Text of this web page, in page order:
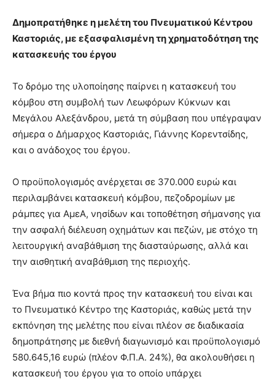
Δημοπρατήθηκε η μελέτη του Πνευματικού Κέντρου
Καστοριάς, με εξασφαλισμένη τη χρηματοδότηση της
κατασκευής του έργου
Το δρόμο της υλοποίησης παίρνει η κατασκευή του
κόμβου στη συμβολή των Λεωφόρων Κύκνων και
Μεγάλου Αλεξάνδρου, μετά τη σύμβαση που υπέγραψαν
σήμερα ο Δήμαρχος Καστοριάς, Γιάννης Κορεντσίδης,
και ο ανάδοχος του έργου.
Ο προϋπολογισμός ανέρχεται σε 370.000 ευρώ και
περιλαμβάνει κατασκευή κόμβου, πεζοδρομίων με
ράμπες για ΑμεΑ, νησίδων και τοποθέτηση σήμανσης για
την ασφαλή διέλευση οχημάτων και πεζών, με στόχο τη
λειτουργική αναβάθμιση της διασταύρωσης, αλλά και
την αισθητική αναβάθμιση της περιοχής.
Ένα βήμα πιο κοντά προς την κατασκευή του είναι και
το Πνευματικό Κέντρο της Καστοριάς, καθώς μετά την
εκπόνηση της μελέτης που είναι πλέον σε διαδικασία
δημοπράτησης με διεθνή διαγωνισμό και προϋπολογισμό
580.645,16 ευρώ (πλέον Φ.Π.Α. 24%), θα ακολουθήσει η
κατασκευή του έργου για το οποίο υπάρχει